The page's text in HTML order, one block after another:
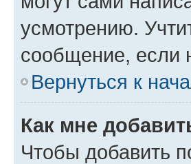
усмотрению.
сообщение, если
Вернуться к
Как мне
Чтобы добавить